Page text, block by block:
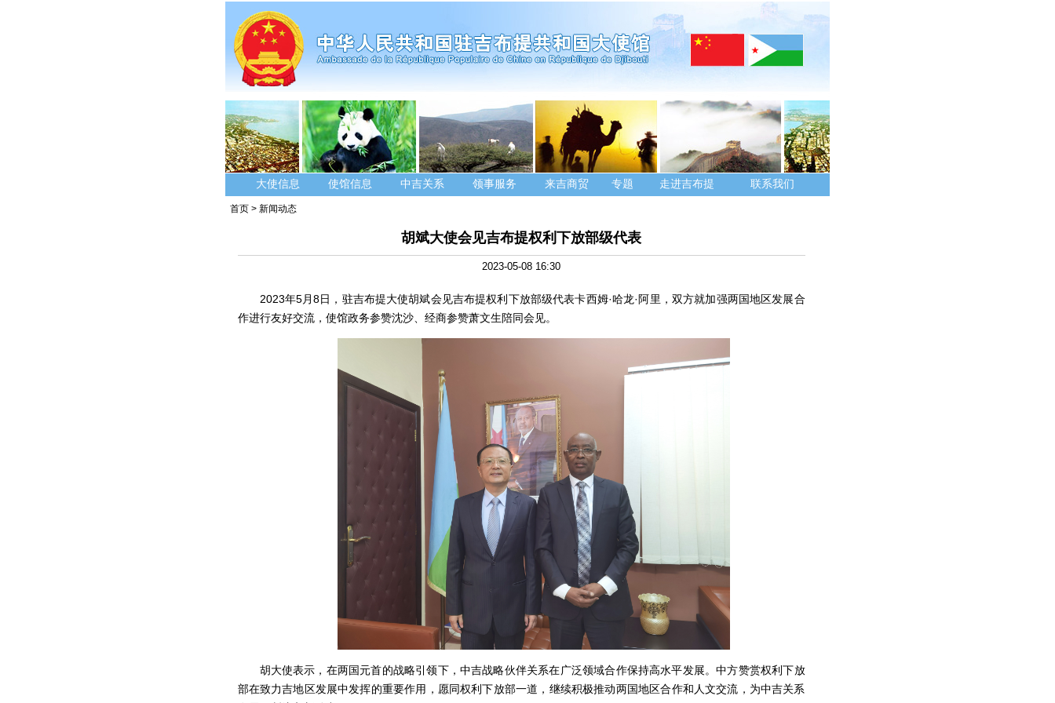
大使信息 使馆信息 中吉关系 领事服务 来吉商贸 专题 走进吉布提 联系我们
首页 > 新闻动态
胡斌大使会见吉布提权利下放部级代表
2023-05-08 16:30
2023年5月8日，驻吉布提大使胡斌会见吉布提权利下放部级代表卡西姆·哈龙·阿里，双方就加强两国地区发展合
作进行友好交流，使馆政务参赞沈沙、经商参赞萧文生陪同会见。
胡大使表示，在两国元首的战略引领下，中吉战略伙伴关系在广泛领域合作保持高水平发展。中方赞赏权利下放
部在致力吉地区发展中发挥的重要作用，愿同权利下放部一道，继续积极推动两国地区合作和人文交流，为中吉关系